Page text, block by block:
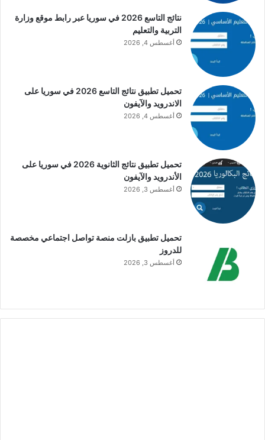
نتائج التاسع 2026 في سوريا عبر رابط موقع وزارة
التربية والتعليم
أغسطس 4, 2026
تحميل تطبيق نتائج التاسع 2026 في سوريا على
الاندرويد والآيفون
أغسطس 4, 2026
تحميل تطبيق نتائج الثانوية 2026 في سوريا على
الأندرويد والآيفون
أغسطس 3, 2026
تحميل تطبيق بازلت منصة تواصل اجتماعي مخصصة
للدروز
أغسطس 3, 2026